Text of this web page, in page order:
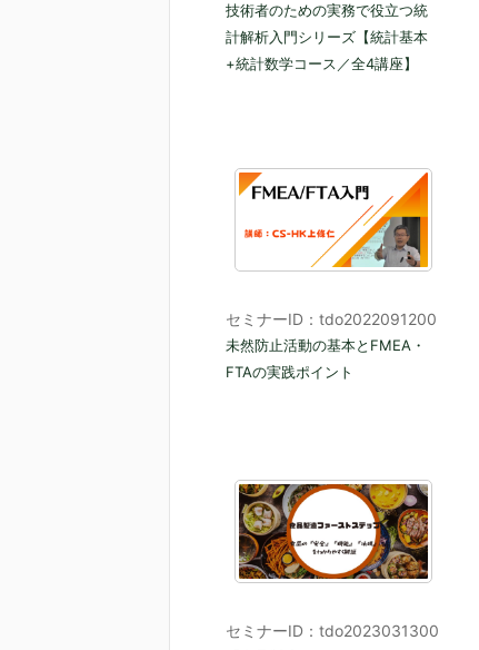
技術者のための実務で役立つ統
計解析入門シリーズ【統計基本
+統計数学コース／全4講座】
セミナーID：tdo2022091200
未然防止活動の基本とFMEA・
FTAの実践ポイント
セミナーID：tdo2023031300